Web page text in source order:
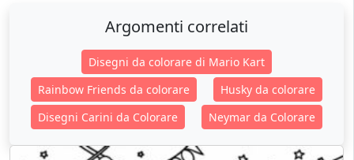
Argomenti correlati
Disegni da colorare di Mario Kart
Rainbow Friends da colorare
Husky da colorare
Disegni Carini da Colorare
Neymar da Colorare